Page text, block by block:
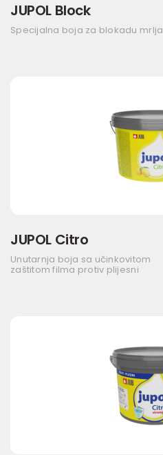
JUPOL Block
Specijalna boja za blokadu mrlja
JUPOL Citro
Unutarnja boja sa učinkovitom
zaštitom filma protiv plijesni